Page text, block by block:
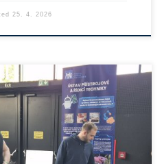
25. 4. 2026
Fakulty strojní ČVUT se […]